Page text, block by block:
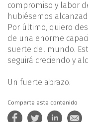
compromiso y labor
hubiésemos
Por último, quiero
de una enorme
suerte del mundo.
seguirá creciendo y
Un fuerte abrazo.
Comparte este contenido